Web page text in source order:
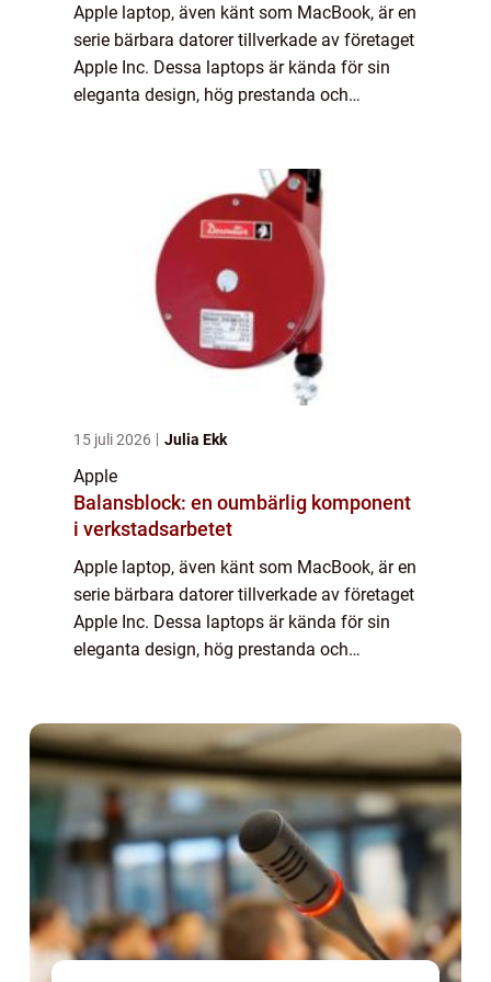
Apple laptop, även känt som MacBook, är en
serie bärbara datorer tillverkade av företaget
Apple Inc. Dessa laptops är kända för sin
eleganta design, hög prestanda och
15 juli 2026 Julia Ekk
Apple
Balansblock: en oumbärlig komponent
i verkstadsarbetet
Apple laptop, även känt som MacBook, är en
serie bärbara datorer tillverkade av företaget
Apple Inc. Dessa laptops är kända för sin
eleganta design, hög prestanda och